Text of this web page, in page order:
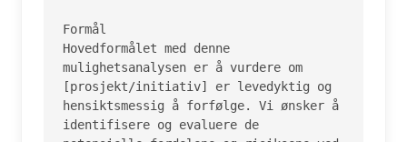
Formål
Hovedformålet med denne
mulighetsanalysen er å vurdere om
[prosjekt/initiativ] er levedyktig og
hensiktsmessig å forfølge. Vi ønsker å
identifisere og evaluere de